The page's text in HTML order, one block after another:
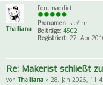
Thalliana
Forumaddict
Pronomen: sie/ihr
Beiträge: 4502
Registriert: 27. Apr
Re: Makerist schließt
von Thalliana » 28. Jan 2026,